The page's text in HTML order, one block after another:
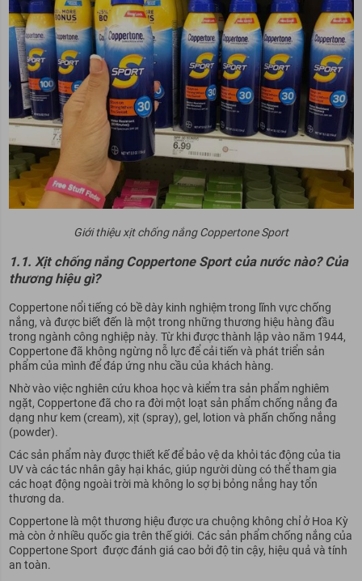
Giới thiệu xịt chống nắng Coppertone Sport
1.1. Xịt chống nắng Coppertone Sport của nước nào? Của
thương hiệu gì?
Coppertone nổi tiếng có bề dày kinh nghiệm trong lĩnh vực chống
nắng, và được biết đến là một trong những thương hiệu hàng đầu
trong ngành công nghiệp này. Từ khi được thành lập vào năm 1944,
Coppertone đã không ngừng nỗ lực để cải tiến và phát triển sản
phẩm của mình để đáp ứng nhu cầu của khách hàng.
Nhờ vào việc nghiên cứu khoa học và kiểm tra sản phẩm nghiêm
ngặt, Coppertone đã cho ra đời một loạt sản phẩm chống nắng đa
dạng như kem (cream), xịt (spray), gel, lotion và phấn chống nắng
(powder).
Các sản phẩm này được thiết kế để bảo vệ da khỏi tác động của tia
UV và các tác nhân gây hại khác, giúp người dùng có thể tham gia
các hoạt động ngoài trời mà không lo sợ bị bỏng nắng hay tổn
thương da.
Coppertone là một thương hiệu được ưa chuộng không chỉ ở Hoa Kỳ
mà còn ở nhiều quốc gia trên thế giới. Các sản phẩm chống nắng của
Coppertone Sport được đánh giá cao bởi độ tin cậy, hiệu quả và tính
an toàn.